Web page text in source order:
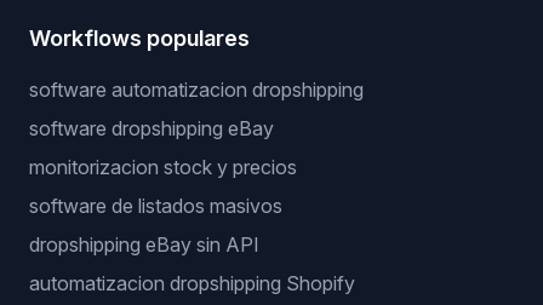
Workflows populares
software automatizacion dropshipping
software dropshipping eBay
monitorizacion stock y precios
software de listados masivos
dropshipping eBay sin API
automatizacion dropshipping Shopify